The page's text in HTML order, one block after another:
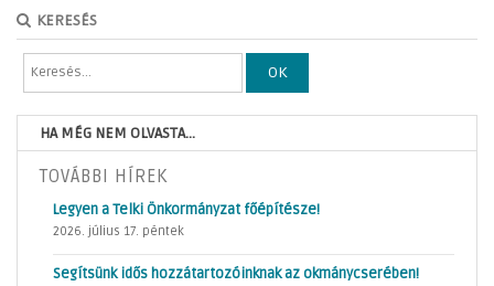
KERESÉS
OK
HA MÉG NEM OLVASTA...
TOVÁBBI HÍREK
Legyen a Telki Önkormányzat főépítésze!
2026. július 17. péntek
Segítsünk idős hozzátartozóinknak az okmánycserében!